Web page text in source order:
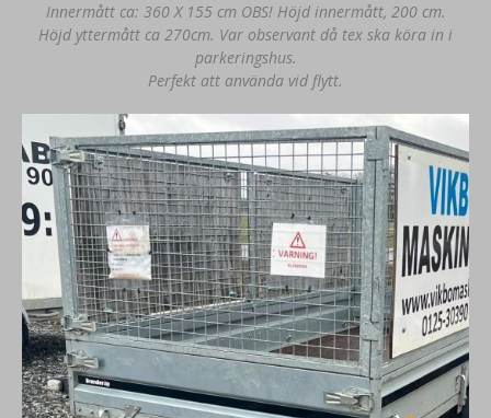
Innermått ca: 360 X 155 cm OBS! Höjd innermått, 200 cm.
Höjd yttermått ca 270cm. Var observant då tex ska köra in i
parkeringshus.
Perfekt att använda vid flytt.